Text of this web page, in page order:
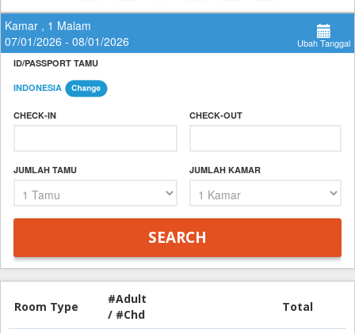
Kamar , 1 Malam
07/01/2026 - 08/01/2026
Ubah Tanggal
ID/PASSPORT TAMU
INDONESIA
CHECK-IN CHECK-OUT
JUMLAH TAMU JUMLAH KAMAR
Room Type
#Adult
/ #Chd
Total